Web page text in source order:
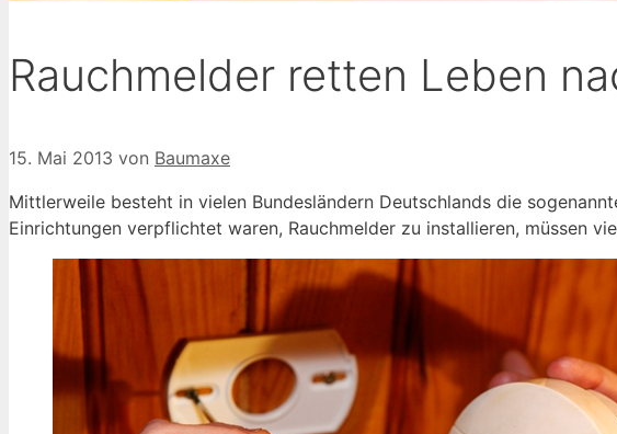
Rauchmelder retten Leben
15. Mai 2013 von Baumaxe
Mittlerweile besteht in vielen Bundesländern Deutschlands die
Einrichtungen verpflichtet waren, Rauchmelder zu installieren, müssen